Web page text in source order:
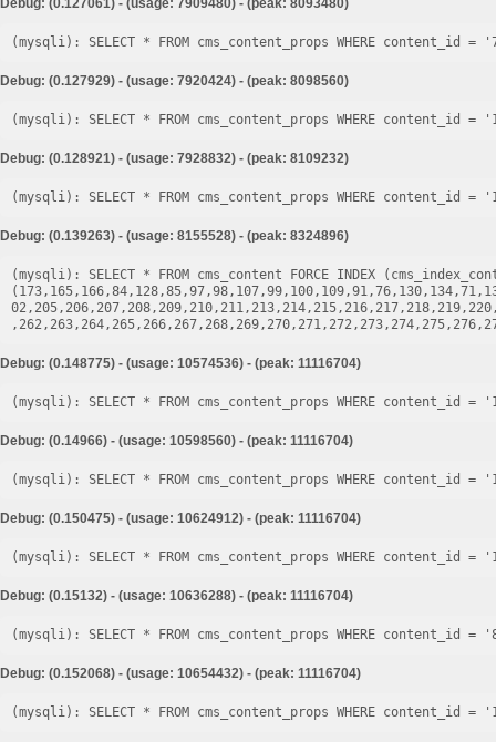
Debug: (0.127061) - (usage: 7909480) - (peak: 8093480)
Debug: (0.127929) - (usage: 7920424) - (peak: 8098560)
Debug: (0.128921) - (usage: 7928832) - (peak: 8109232)
Debug: (0.139263) - (usage: 8155528) - (peak: 8324896)
(mysqli): SELECT * FROM cms_content FORCE INDEX
Debug: (0.148775) - (usage: 10574536) - (peak: 11116704)
Debug: (0.14966) - (usage: 10598560) - (peak: 11116704)
Debug: (0.150475) - (usage: 10624912) - (peak: 11116704)
Debug: (0.15132) - (usage: 10636288) - (peak: 11116704)
Debug: (0.152068) - (usage: 10654432) - (peak: 11116704)